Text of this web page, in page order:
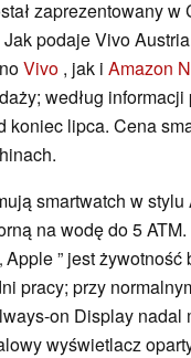
zaprezentowany w
podaje Vivo
Vivo , jak i Amazon
według
koniec lipca. Cena
smartwatch w
na wodę do 5
” jest
pracy; przy
on Display
wyświetlacz